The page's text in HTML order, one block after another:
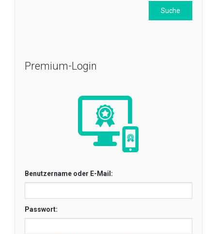
Premium-Login
Benutzername oder E-Mail:
Passwort: